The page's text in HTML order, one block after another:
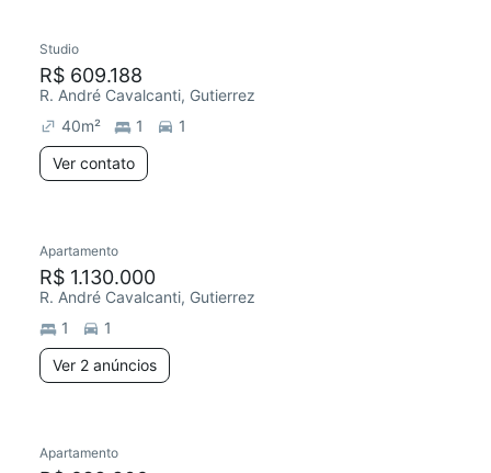
Studio
R$ 609.188
R. André Cavalcanti, Gutierrez
40m² 1
1
Ver contato
Apartamento
R$ 1.130.000
R. André Cavalcanti, Gutierrez
1
1
Ver 2 anúncios
Apartamento